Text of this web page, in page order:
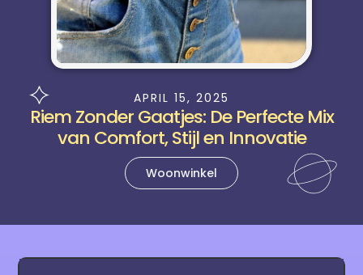
APRIL 15, 2025
Riem Zonder Gaatjes: De Perfecte Mix
van Comfort, Stijl en Innovatie
Woonwinkel